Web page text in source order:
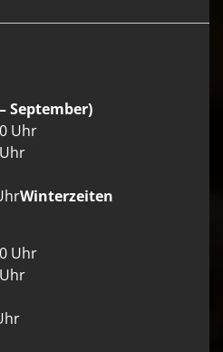
September)
Uhr
Winterzeiten
Uhr